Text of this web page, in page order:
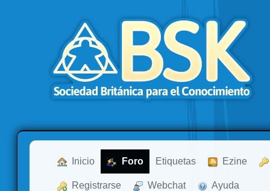
Inicio Foro Etiquetas Ezine
Registrarse Webchat Ayuda